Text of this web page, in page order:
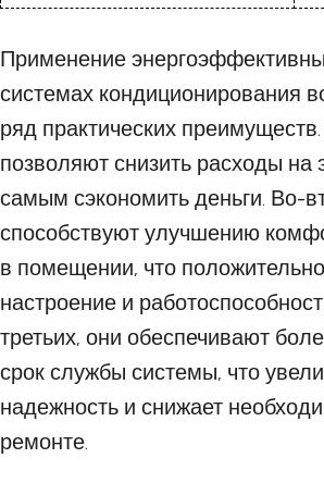
Применение
системах кондиционирования
ряд практических
позволяют снизить расходы на
самым сэкономить деньги. Во-
способствуют улучшению
в помещении, что
настроение и
третьих, они обеспечивают
срок службы системы, что
надежность и снижает
ремонте.